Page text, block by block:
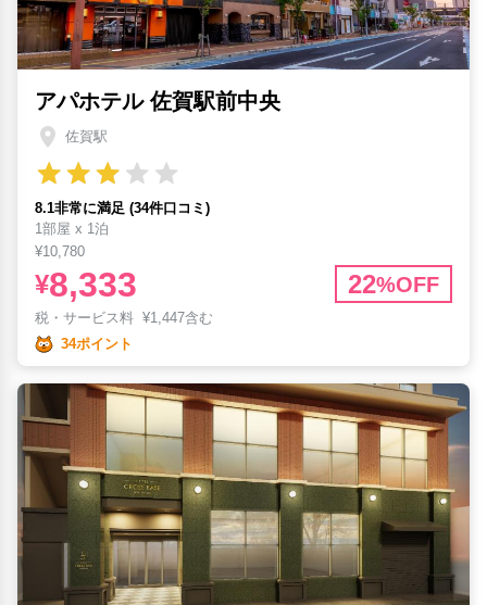
アパホテル 佐賀駅前中央
佐賀駅
8.1非常に満足 (34件口コミ)
1部屋 x 1泊
¥10,780
¥8,333 22%OFF
税・サービス料 ¥1,447含む
34ポイント